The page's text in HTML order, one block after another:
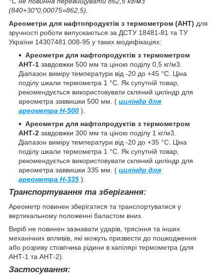
(840+30*0,00075=862,5).
Ареометри для нафтопродуктів з термометром (АНТ) для
зручності роботи випускаються за ДСТУ 18481-81 та ТУ
України 14307481.008-95 у таких модифікаціях:
Ареометри для нафтопродуктів з термометром
АНТ-1 завдовжки 500 мм та ціною поділу 0,5 кг/м3
Діапазон виміру температури від -20 до +45 °С. Ціна
поділу шкали термометра 1 °С. Як супутній товар,
рекомендується використовувати скляний циліндр для
ареометра заввишки 500 мм. ( циліндр для
ареометра Н-500 ).
Ареометри для нафтопродуктів з термометром
АНТ-2 завдовжки 300 мм та ціною поділу 1 кг/м3
Діапазон виміру температури від -20 до +35 °С. Ціна
поділу шкали термометра 1 °С. Як супутній товар,
рекомендується використовувати скляний циліндр для
ареометра заввишки 335 мм. ( циліндр для
ареометра Н-335 ).
Транспортування та зберігання:
Ареометр повинен зберігатися та транспортуватися у
вертикальному положенні баластом вниз.
Виріб не повинен зазнавати ударів, трясіння та інших
механічних впливів, які можуть призвести до пошкодження
або розриву стовпчика рідини в капілярі термометра (для
АНТ-1 та АНТ-2).
Застосування: